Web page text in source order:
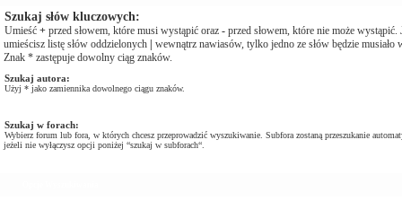
Szukaj słów kluczowych:
Umieść + przed słowem, które musi wystąpić oraz - przed słowem, które nie może wystąpić.
umieścisz listę słów oddzielonych | wewnątrz nawiasów, tylko jedno ze słów będzie musiało
Znak * zastępuje dowolny ciąg znaków.
Szukaj autora:
Użyj * jako zamiennika dowolnego ciągu znaków.
Szukaj w forach:
Wybierz forum lub fora, w których chcesz przeprowadzić wyszukiwanie. Subfora zostaną przeszukanie
jeżeli nie wyłączysz opcji poniżej “szukaj w subforach“.